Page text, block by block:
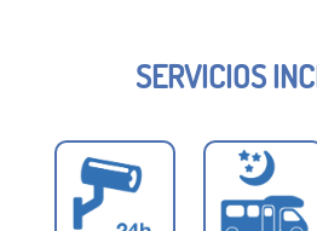
SERVICIOS